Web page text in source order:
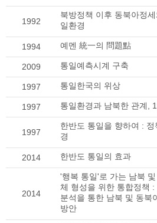
1992
북방정책 이후 동북아정
일환경
1994 예멘 統一의 問題點
2009 통일예측시계 구축
1997 통일한국의 위상
1997 통일환경과 남북한 관계,
1997
한반도 통일을 향하여 :
경
2014 한반도 통일의 효과
2014
'행복 통일'로 가는 남북
체 형성을 위한 통합정책 :
분석을 통한 남북 및 동북
방안